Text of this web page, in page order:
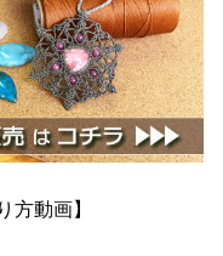
方動画】